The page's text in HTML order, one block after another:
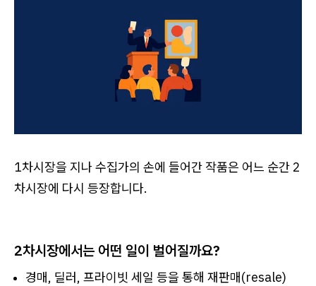
1차시장을 지나 수집가의 손에 들어간 작품은 어느 순간 2
차시장에 다시 등장합니다.
2차시장에서는 어떤 일이 벌어질까요?
경매, 딜러, 프라이빗 세일 등을 통해 재판매(resale)